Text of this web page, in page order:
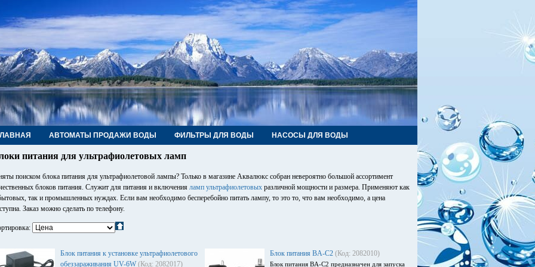
АВТОМАТЫ ПРОДАЖИ ВОДЫ ФИЛЬТРЫ ДЛЯ ВОДЫ НАСОСЫ ДЛЯ ВОДЫ
ФИТИНГИ, КРАНЫ КОНТАКТЫ
питания для ультрафиолетовых ламп
поиском блока питания для ультрафиолетовой лампы? Только в магазине Аквалюкс собран невероятно большой ассортимент
блоков питания. Служит для питания и включения ламп ультрафиолетовых различной мощности и размера. Применяют как
так и промышленных нуждах. Если вам необходимо бесперебойно питать лампу, то это то, что вам необходимо, а цена
Заказ можно сделать по телефону.
Блок питания к установке ультрафиолетового
обеззараживания UV-6W (Код: 2082017)
Блок питания BA-C2 (Код: 2082010)
Блок питания BA-C2 предназначен для запуска